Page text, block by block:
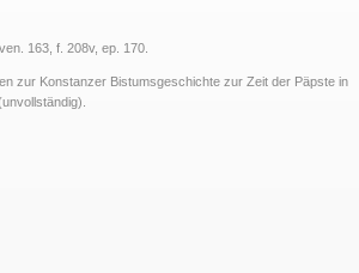
163, f. 208v, ep. 170.
zur Konstanzer Bistumsgeschichte zur Zeit der Päpste in